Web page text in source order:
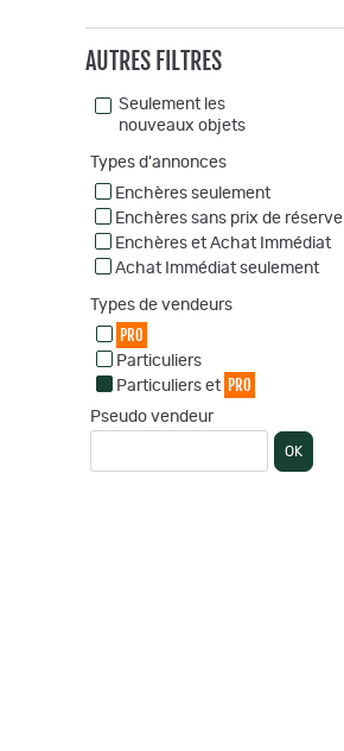
AUTRES FILTRES
Seulement les
nouveaux objets
Types d'annonces
Enchères seulement
Enchères sans prix de réserve
Enchères et Achat Immédiat
Achat Immédiat seulement
Types de vendeurs
PRO
Particuliers
Particuliers et PRO
Pseudo vendeur
OK